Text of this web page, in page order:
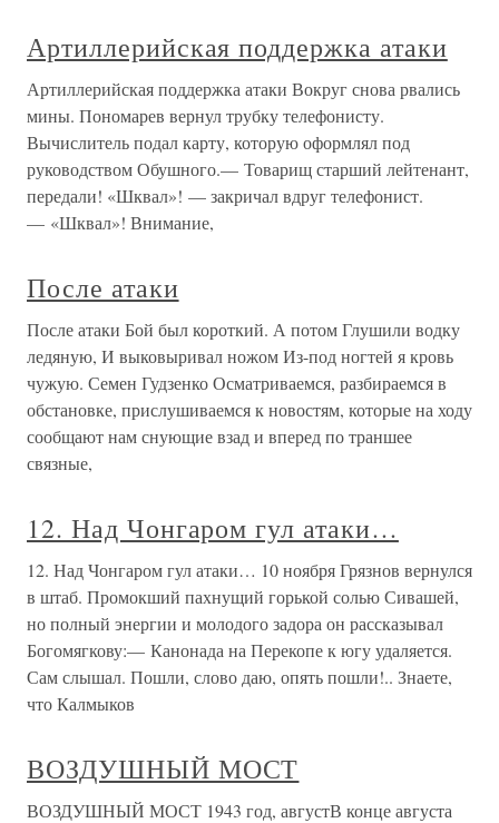
Артиллерийская поддержка атаки
Артиллерийская поддержка атаки Вокруг снова рвались
мины. Пономарев вернул трубку телефонисту.
Вычислитель подал карту, которую оформлял под
руководством Обушного.— Товарищ старший лейтенант,
передали! «Шквал»! — закричал вдруг телефонист.
— «Шквал»! Внимание,
После атаки
После атаки Бой был короткий. А потом Глушили водку
ледяную, И выковыривал ножом Из-под ногтей я кровь
чужую. Семен Гудзенко Осматриваемся, разбираемся в
обстановке, прислушиваемся к новостям, которые на ходу
сообщают нам снующие взад и вперед по траншее
связные,
12. Над Чонгаром гул атаки…
12. Над Чонгаром гул атаки… 10 ноября Грязнов вернулся
в штаб. Промокший пахнущий горькой солью Сивашей,
но полный энергии и молодого задора он рассказывал
Богомягкову:— Канонада на Перекопе к югу удаляется.
Сам слышал. Пошли, слово даю, опять пошли!.. Знаете,
что Калмыков
ВОЗДУШНЫЙ МОСТ
ВОЗДУШНЫЙ МОСТ 1943 год, августВ конце августа